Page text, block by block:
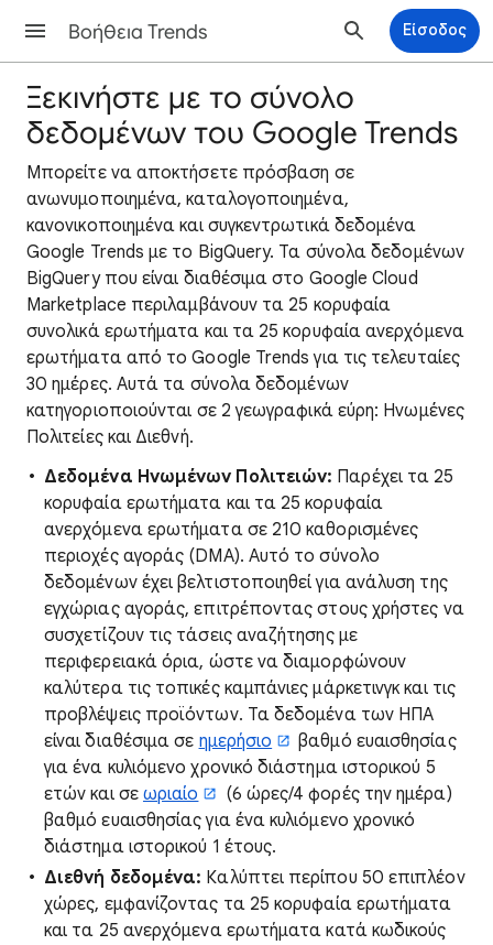
Βοήθεια Trends Είσοδος
Ξεκινήστε με το σύνολο
δεδομένων του Google Trends
Μπορείτε να αποκτήσετε πρόσβαση σε
ανωνυμοποιημένα, καταλογοποιημένα,
κανονικοποιημένα και συγκεντρωτικά δεδομένα
Google Trends με το BigQuery. Τα σύνολα δεδομένων
BigQuery που είναι διαθέσιμα στο Google Cloud
Marketplace περιλαμβάνουν τα 25 κορυφαία
συνολικά ερωτήματα και τα 25 κορυφαία ανερχόμενα
ερωτήματα από το Google Trends για τις τελευταίες
30 ημέρες. Αυτά τα σύνολα δεδομένων
κατηγοριοποιούνται σε 2 γεωγραφικά εύρη: Ηνωμένες
Πολιτείες και Διεθνή.
Δεδομένα Ηνωμένων Πολιτειών: Παρέχει τα 25
κορυφαία ερωτήματα και τα 25 κορυφαία
ανερχόμενα ερωτήματα σε 210 καθορισμένες
περιοχές αγοράς (DMA). Αυτό το σύνολο
δεδομένων έχει βελτιστοποιηθεί για ανάλυση της
εγχώριας αγοράς, επιτρέποντας στους χρήστες να
συσχετίζουν τις τάσεις αναζήτησης με
περιφερειακά όρια, ώστε να διαμορφώνουν
καλύτερα τις τοπικές καμπάνιες μάρκετινγκ και τις
προβλέψεις προϊόντων. Τα δεδομένα των ΗΠΑ
είναι διαθέσιμα σε ημερήσιο
βαθμό ευαισθησίας
για ένα κυλιόμενο χρονικό διάστημα ιστορικού 5
ετών και σε ωριαίο
(6 ώρες/4 φορές την ημέρα)
βαθμό ευαισθησίας για ένα κυλιόμενο χρονικό
διάστημα ιστορικού 1 έτους.
Διεθνή δεδομένα: Καλύπτει περίπου 50 επιπλέον
χώρες, εμφανίζοντας τα 25 κορυφαία ερωτήματα
και τα 25 ανερχόμενα ερωτήματα κατά κωδικούς